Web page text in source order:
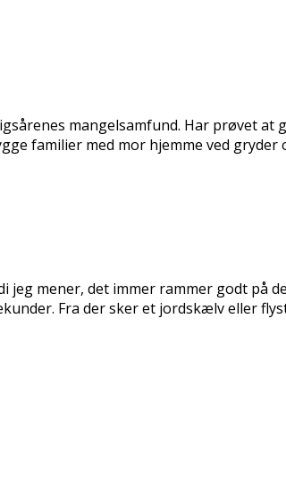
mangelsamfund. Har prøvet at
familier med mor hjemme ved gryder
jeg mener, det immer rammer godt på
Fra der sker et jordskælv eller